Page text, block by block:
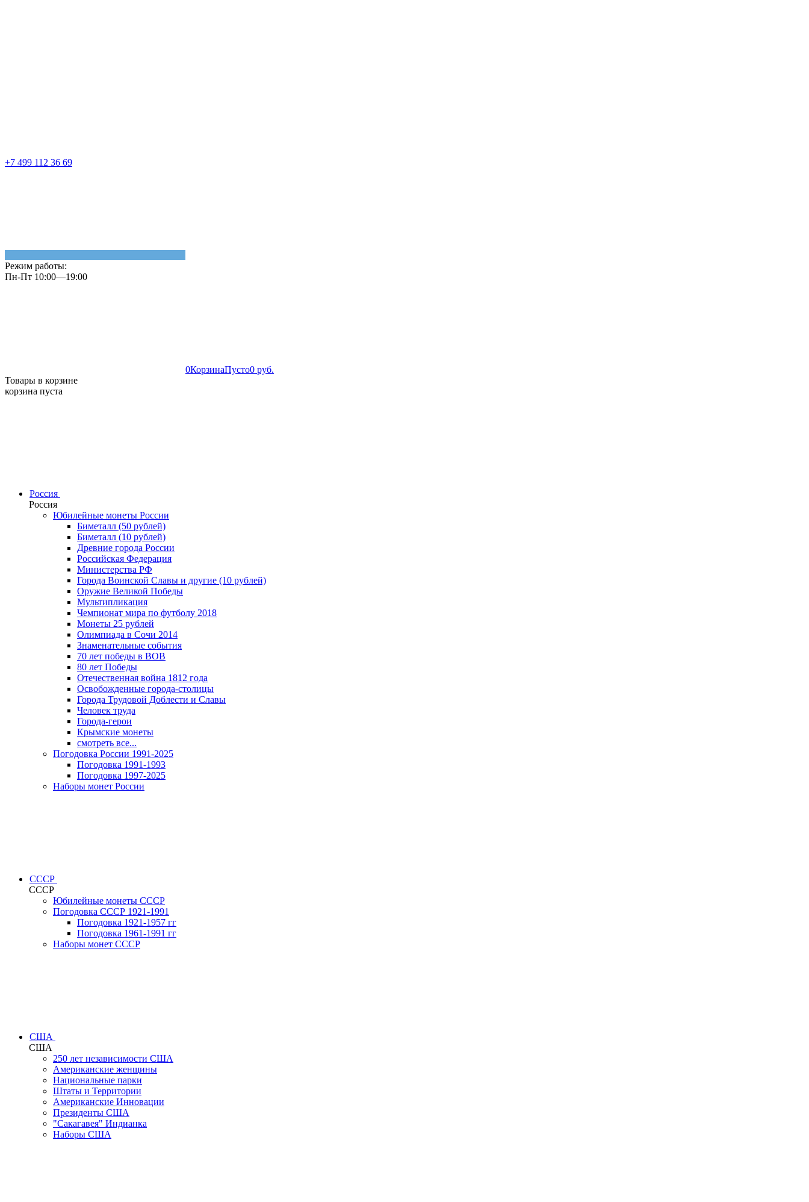
+7 499 112 36 69
Режим работы:
Пн-Пт 10:00—19:00
0КорзинаПусто0 руб.
Товары в корзине
корзина пуста
Россия
Россия
Юбилейные монеты России
Биметалл (50 рублей)
Биметалл (10 рублей)
Древние города России
Российская Федерация
Министерства РФ
Города Воинской Славы и другие (10 рублей)
Оружие Великой Победы
Мультипликация
Чемпионат мира по футболу 2018
Монеты 25 рублей
Олимпиада в Сочи 2014
Знаменательные события
70 лет победы в ВОВ
80 лет Победы
Отечественная война 1812 года
Освобожденные города-столицы
Города Трудовой Доблести и Славы
Человек труда
Города-герои
Крымские монеты
смотреть все...
Погодовка России 1991-2025
Погодовка 1991-1993
Погодовка 1997-2025
Наборы монет России
СССР
СССР
Юбилейные монеты СССР
Погодовка СССР 1921-1991
Погодовка 1921-1957 гг
Погодовка 1961-1991 гг
Наборы монет СССР
США
США
250 лет независимости США
Американские женщины
Национальные парки
Штаты и Территории
Американские Инновации
Президенты США
"Сакагавея" Индианка
Наборы США